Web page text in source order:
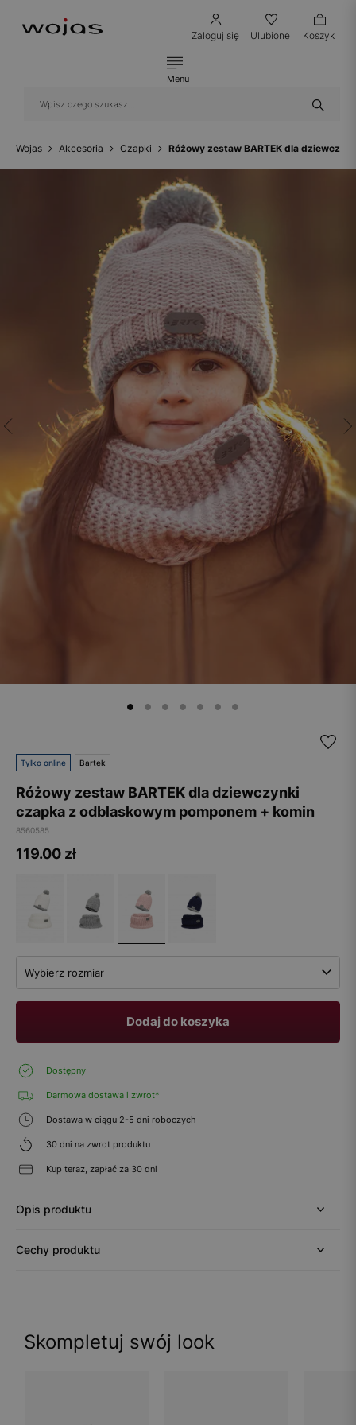
Zaloguj się Ulubione Koszyk
Menu
Wojas Akcesoria Czapki Różowy zestaw BARTEK dla
Tylko online Bartek
Różowy zestaw BARTEK dla dziewczynki
czapka z odblaskowym pomponem + komin
8560585
119.00 zł
Wybierz rozmiar
Dodaj do koszyka
Dostępny
Darmowa dostawa i zwrot*
Dostawa w ciągu 2-5 dni roboczych
30 dni na zwrot produktu
Kup teraz, zapłać za 30 dni
Opis produktu
Cechy produktu
Skompletuj swój look